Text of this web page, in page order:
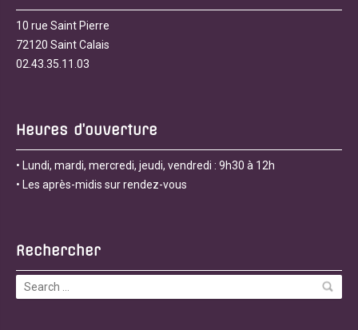
10 rue Saint Pierre
72120 Saint Calais
02.43.35.11.03
Heures d’ouverture
• Lundi, mardi, mercredi, jeudi, vendredi : 9h30 à 12h
• Les après-midis sur rendez-vous
Rechercher